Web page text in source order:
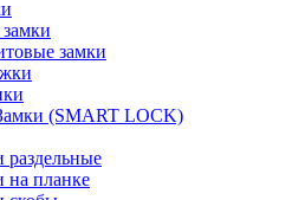
замки
(SMART LOCK)
раздельные
на планке